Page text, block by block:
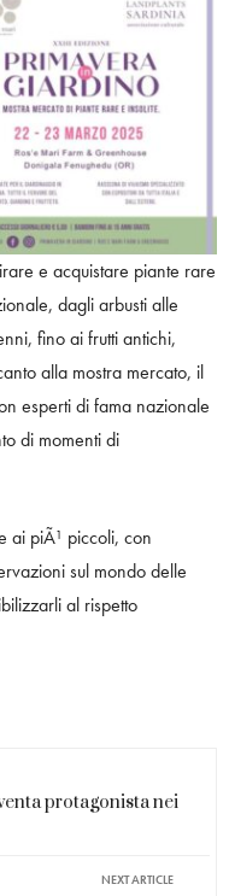
e acquistare piante rare
dagli arbusti alle
fino ai frutti antichi,
alla mostra mercato, il
esperti di fama nazionale
di momenti di
ai piÃ¹ piccoli, con
sul mondo delle
al rispetto
protagonista nei
NEXT ARTICLE